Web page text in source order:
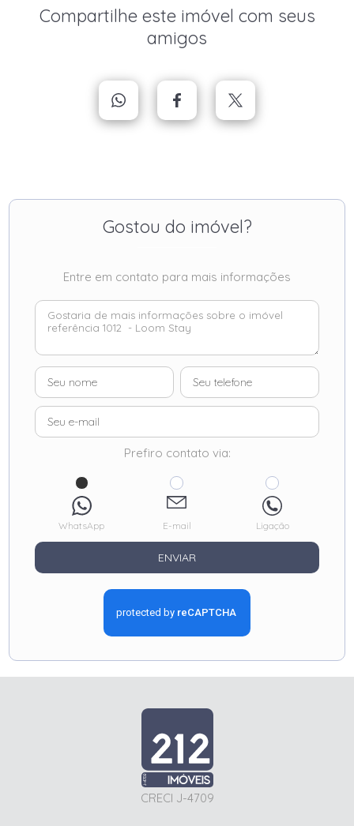
Compartilhe este imóvel com seus
amigos
Gostou do imóvel?
Entre em contato para mais informações
Prefiro contato via:
WhatsApp E-mail Ligação
ENVIAR
CRECI J-4709